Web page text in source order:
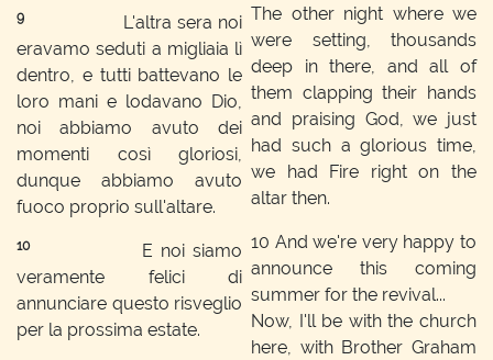
9
L'altra sera noi
eravamo seduti a migliaia lì
dentro, e tutti battevano le
loro mani e lodavano Dio,
noi abbiamo avuto dei
momenti così gloriosi,
dunque abbiamo avuto
fuoco proprio sull'altare.
10E noi siamo
veramente felici di
annunciare questo risveglio
per la prossima estate.
The other night where we
were setting, thousands
deep in there, and all of
them clapping their hands
and praising God, we just
had such a glorious time,
we had Fire right on the
altar then.
10 And we're very happy to
announce this coming
summer for the revival...
Now, I'll be with the church
here, with Brother Graham